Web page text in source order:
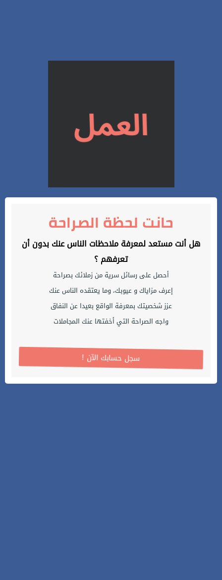
حانت لحظة الصراحة
هل أنت مستعد لمعرفة ملاحظات الناس عنك بدون أن
تعرفهم ؟
أحصل على رسائل سرية من زملائك بصراحة
إعرف مزاياك و عيوبك، وما يعتقده الناس عنك
عزز شخصيتك بمعرفة الواقع بعيدا عن النفاق
واجه الصراحة التي أخفتها عنك المجاملات
! سجل حسابك الآن